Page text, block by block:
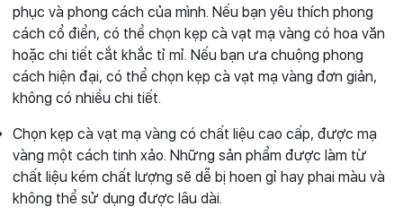
phục và phong cách của mình. Nếu bạn yêu thích phong
cách cổ điển, có thể chọn kẹp cà vạt mạ vàng có hoa văn
hoặc chi tiết cắt khắc tỉ mỉ. Nếu bạn ưa chuộng phong
cách hiện đại, có thể chọn kẹp cà vạt mạ vàng đơn giản,
không có nhiều chi tiết.
Chọn kẹp cà vạt mạ vàng có chất liệu cao cấp, được mạ
vàng một cách tinh xảo. Những sản phẩm được làm từ
chất liệu kém chất lượng sẽ dễ bị hoen gỉ hay phai màu và
không thể sử dụng được lâu dài.